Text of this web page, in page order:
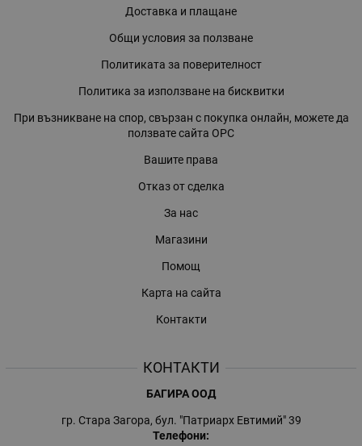
Доставка и плащане
Общи условия за ползване
Политиката за поверителност
Политика за използване на бисквитки
При възникване на спор, свързан с покупка онлайн, можете да
ползвате сайта ОРС
Вашите права
Отказ от сделка
За нас
Магазини
Помощ
Карта на сайта
Контакти
КОНТАКТИ
БАГИРА ООД
гр. Стара Загора, бул. "Патриарх Евтимий" 39
Телефони: